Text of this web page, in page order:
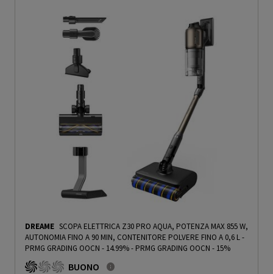
DREAME SCOPA ELETTRICA Z30 PRO AQUA, POTENZA MAX 855 W,
AUTONOMIA FINO A 90 MIN, CONTENITORE POLVERE FINO A 0,6 L -
PRMG GRADING OOCN - 14.99%- PRMG GRADING OOCN - 15%
BUONO